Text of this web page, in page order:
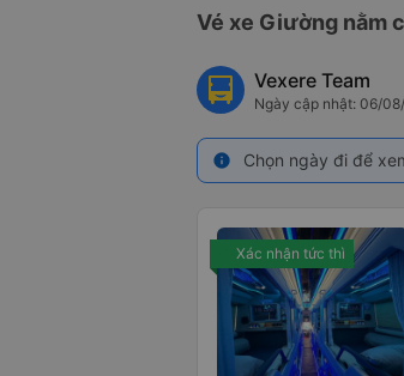
Vé xe Giường nằm
Vexere Team
Ngày cập nhật: 06/
info Chọn ngày đi để
Xác nhận tức thì